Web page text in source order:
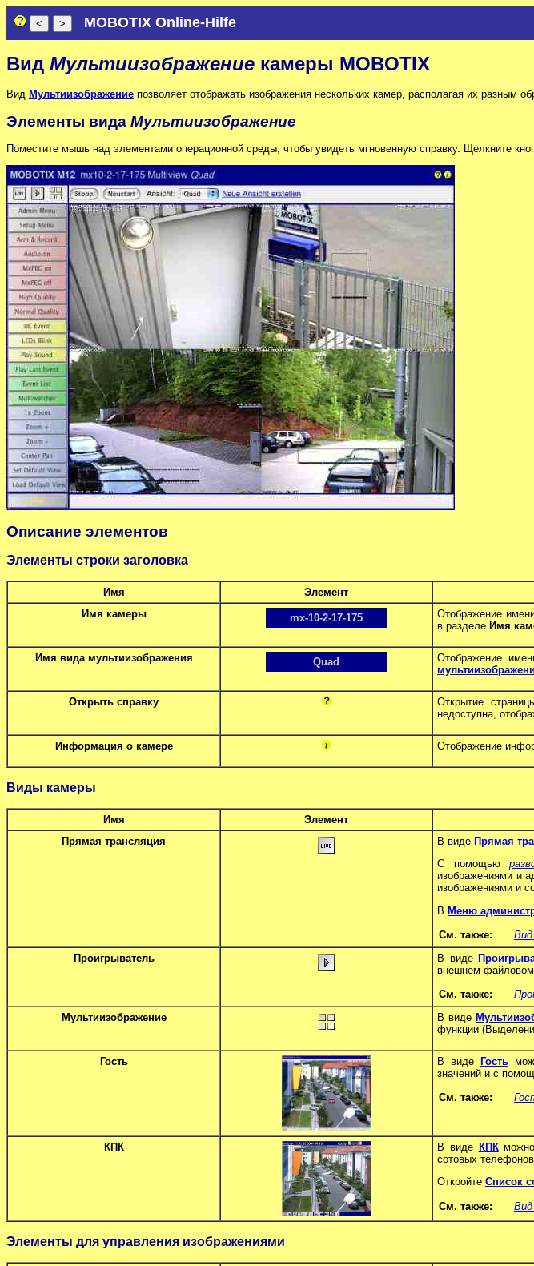
MOBOTIX Online-Hilfe
Вид Мультиизображение камеры MOBOTIX
Вид Мультиизображение позволяет отображать изображения нескольких камер, располагая их разным
Элементы вида Мультиизображение
Поместите мышь над элементами операционной среды, чтобы увидеть мгновенную справку. Щелкните
Описание элементов
Элементы строки заголовка
Имя Элемент
Имя камеры
mx-10-2-17-175 Отображение
в разделе Имя
Имя вида мультиизображения Quad Отображение
Открыть справку
Открытие
недоступна,
Информация о камере Отображение
Виды камеры
Имя Элемент
Прямая трансляция
В виде Прямая
С помощью
изображениями и
изображениями и
В Меню
См. также:
Вид
Проигрыватель
В виде
внешнем файловом
См. также:
Мультиизображение
В виде
функции
Гость В виде Гость
значений и с
См. также:
КПК В виде КПКможно
сотовых телефонов.
Откройте Список
См. также:
Элементы для управления изображениями